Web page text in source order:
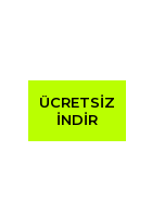
ÜCRETSİZ
İNDİR